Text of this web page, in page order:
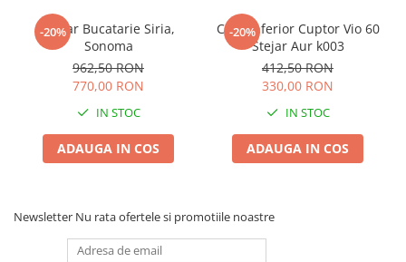
-20%
Coltar Bucatarie Siria,
Sonoma
962,50 RON
770,00 RON
IN STOC
ADAUGA IN COS
-20%
Corp Inferior Cuptor Vio 60
Stejar Aur k003
412,50 RON
330,00 RON
IN STOC
ADAUGA IN COS
Newsletter Nu rata ofertele si promotiile noastre